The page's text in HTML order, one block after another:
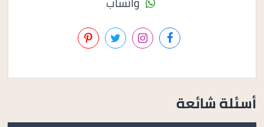
أسئلة شائعة